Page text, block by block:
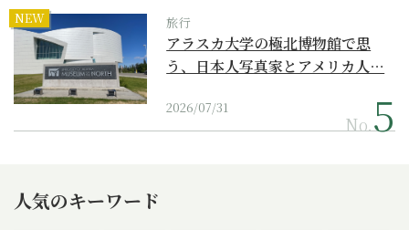
NEW 旅行
アラスカ大学の極北博物館で思
う、日本人写真家とアメリカ人…
2026/07/31
No.
人気のキーワード